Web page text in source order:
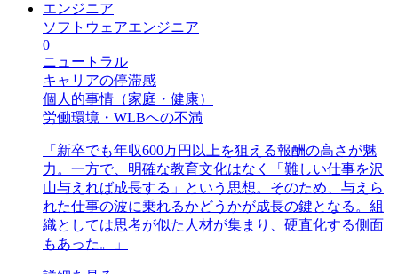
エンジニア
ソフトウェアエンジニア
0
ニュートラル
キャリアの停滞感
個人的事情（家庭・健康）
労働環境・WLBへの不満
「 新卒でも年収600万円以上を狙える報酬の高さが魅
力。一方で、明確な教育文化はなく「難しい仕事を沢
山与えれば成長する」という思想。そのため、与えら
れた仕事の波に乗れるかどうかが成長の鍵となる。組
織としては思考が似た人材が集まり、硬直化する側面
もあった。
」